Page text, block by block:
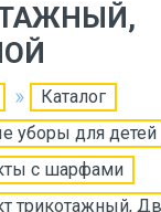
Каталог
уборы для детей
с шарфами
трикотажный,